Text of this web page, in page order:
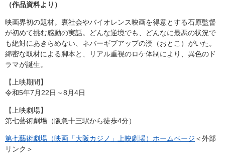
（作品資料より）
映画界初の題材。裏社会やバイオレンス映画を得意とする石原監督
が初めて挑む感動の実話。どんな逆境でも、どんなに最悪の状況で
も絶対にあきらめない、ネバーギブアップの漢（おとこ）がいた。
綿密な取材による脚本と、リアル重視のロケ体制により、異色のド
ラマが誕生。
【上映期間】
令和5年7月22日～8月4日
【上映劇場】
第七藝術劇場（阪急十三駅から徒歩4分）
第七藝術劇場（映画「大阪カジノ」上映劇場）ホームページ ＜外部
リンク＞